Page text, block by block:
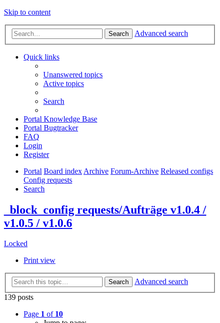
Skip to content
Search Advanced search
Quick links
Unanswered topics
Active topics
Search
Portal Knowledge Base
Portal Bugtracker
FAQ
Login
Register
Portal Board index Archive Forum-Archive Released configs
Config requests
Search
_block_config requests/Aufträge v1.0.4 /
v1.0.5 / v1.0.6
Locked
Print view
Search
Advanced search
139 posts
Page 1 of 10